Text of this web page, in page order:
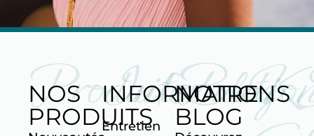
Produits
NOS
PRODUITS
INFORMATIONS
Entretien
Blog
NOTRE
BLOG